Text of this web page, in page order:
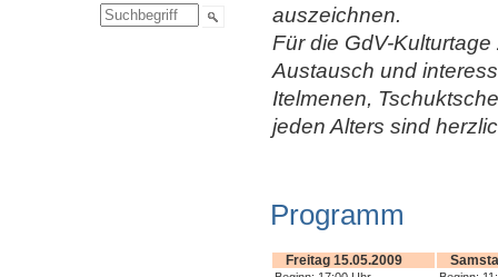
auszeichnen.
Für die GdV-
Austausch und
Itelmenen,
jeden Alters sind
Programm
Freitag 15.05.2009